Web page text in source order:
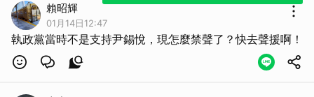
賴昭輝
01月14日12:47
執政黨當時不是支持尹錫悅，現怎麼禁聲了？快去聲援啊！